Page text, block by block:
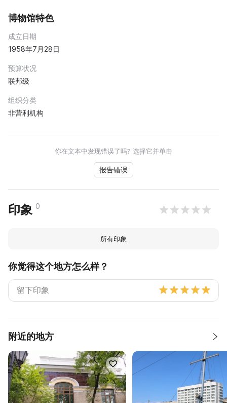
博物馆特色
成立日期
1958年7月28日
预算状况
联邦级
组织分类
非营利机构
你在文本中发现错误了吗? 选择它并单击
报告错误
印象 0
所有印象
你觉得这个地方怎么样？
附近的地方